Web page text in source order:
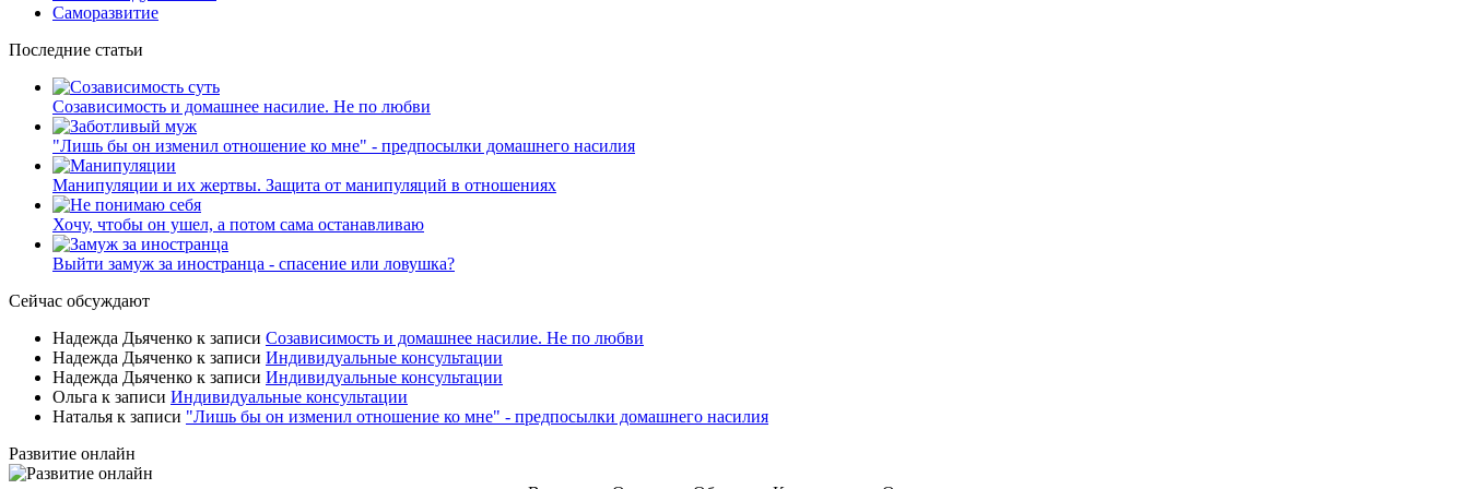
Саморазвитие
Последние статьи
Созависимость и домашнее насилие. Не по любви
"Лишь бы он изменил отношение ко мне" - предпосылки домашнего насилия
Манипуляции и их жертвы. Защита от манипуляций в отношениях
Хочу, чтобы он ушел, а потом сама останавливаю
Выйти замуж за иностранца - спасение или ловушка?
Сейчас обсуждают
Надежда Дьяченко к записи Созависимость и домашнее насилие. Не по любви
Надежда Дьяченко к записи Индивидуальные консультации
Надежда Дьяченко к записи Индивидуальные консультации
Ольга к записи Индивидуальные консультации
Наталья к записи "Лишь бы он изменил отношение ко мне" - предпосылки домашнего насилия
Развитие онлайн